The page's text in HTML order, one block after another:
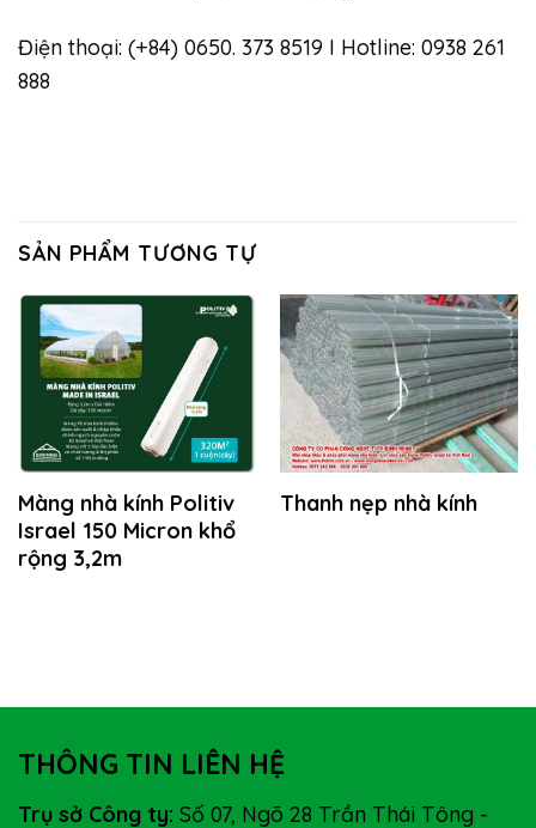
Điện thoại: (+84) 0650. 373 8519 I Hotline: 0938 261
888
SẢN PHẨM TƯƠNG TỰ
Màng nhà kính Politiv
Israel 150 Micron khổ
rộng 3,2m
Thanh nẹp nhà kính
THÔNG TIN LIÊN HỆ
Trụ sở Công ty: Số 07, Ngõ 28 Trần Thái Tông -